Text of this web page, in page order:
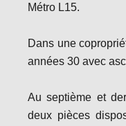
Métro L15.
Dans une
années 30 avec
Au septième et
deux pièces